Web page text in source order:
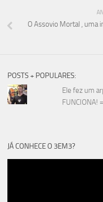
O Assovio Mortal , uma
POSTS + POPULARES:
Ele fez um
FUNCIONA!
JÁ CONHECE O 3EM3?